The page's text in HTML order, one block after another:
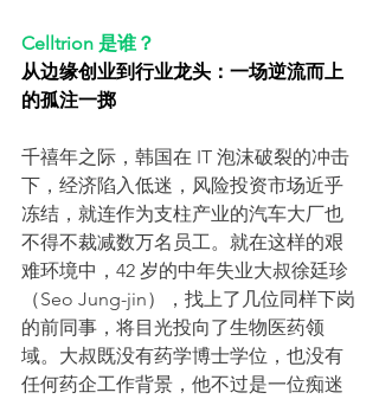
Celltrion 是谁？
从边缘创业到行业龙头：一场逆流而上
的孤注一掷
千禧年之际，韩国在 IT 泡沫破裂的冲击
下，经济陷入低迷，风险投资市场近乎
冻结，就连作为支柱产业的汽车大厂也
不得不裁减数万名员工。就在这样的艰
难环境中，42 岁的中年失业大叔徐廷珍
（Seo Jung-jin），找上了几位同样下岗
的前同事，将目光投向了生物医药领
域。大叔既没有药学博士学位，也没有
任何药企工作背景，他不过是一位痴迷